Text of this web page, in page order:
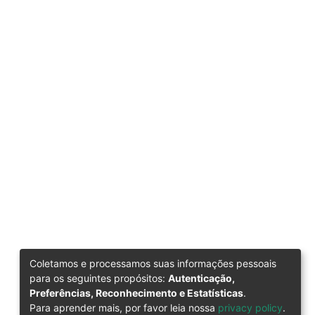
Coletamos e processamos suas informações pessoais
para os seguintes propósitos: Autenticação,
Preferências, Reconhecimento e Estatísticas.
Para aprender mais, por favor leia nossa privacy policy.